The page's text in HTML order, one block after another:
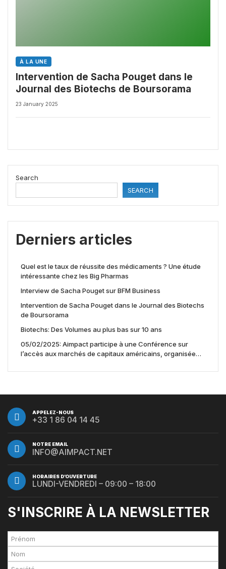
À LA UNE
Intervention de Sacha Pouget dans le
Journal des Biotechs de Boursorama
23 January 2025
Search
SEARCH
Derniers articles
Quel est le taux de réussite des médicaments ? Une étude
intéressante chez les Big Pharmas
Interview de Sacha Pouget sur BFM Business
Intervention de Sacha Pouget dans le Journal des Biotechs
de Boursorama
Biotechs: Des Volumes au plus bas sur 10 ans
05/02/2025: Aimpact participe à une Conférence sur
l’accès aux marchés de capitaux américains, organisée
APPELEZ-NOUS
+33 1 86 04 14 45
NOTRE EMAIL
INFO@AIMPACT.NET
HORAIRES D’OUVERTURE
LUNDI-VENDREDI – 09:00 – 18:00
S'INSCRIRE À LA NEWSLETTER